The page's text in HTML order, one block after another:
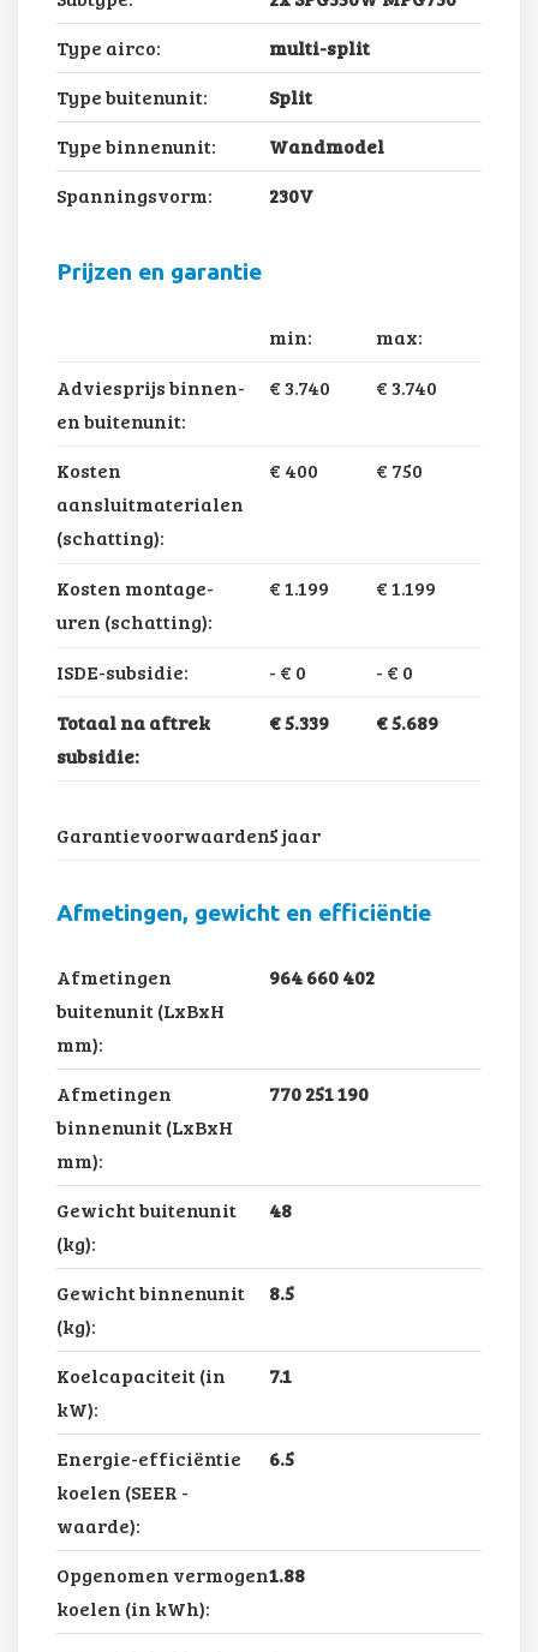
Type airco:
multi-split
Type buitenunit:
Split
Type binnenunit:
Wandmodel
Spanningsvorm:
230V
Prijzen en garantie
min:
max:
Adviesprijs binnen-
en buitenunit:
€ 3.740 € 3.740
Kosten
aansluitmaterialen
(schatting):
€ 400 € 750
Kosten montage-
uren (schatting):
€ 1.199 € 1.199
ISDE-subsidie: - € 0 - € 0
Totaal na aftrek
subsidie:
€ 5.339 € 5.689
Garantievoorwaarden:5 jaar
Afmetingen, gewicht en efficiëntie
Afmetingen
buitenunit (LxBxH
mm):
964 660 402
Afmetingen
binnenunit (LxBxH
mm):
770 251 190
Gewicht buitenunit
(kg):
48
Gewicht binnenunit
(kg):
8.5
Koelcapaciteit (in
kW):
7.1
Energie-efficiëntie
koelen (SEER -
waarde):
6.5
Opgenomen vermogen
koelen (in kWh):
1.88